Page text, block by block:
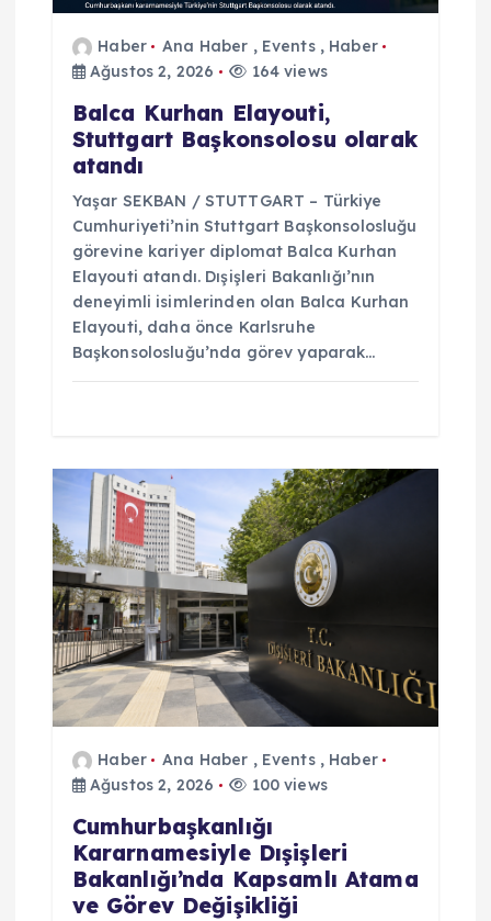
Haber Ana Haber , Events, Haber
Ağustos 2, 2026
164 views
Balca Kurhan Elayouti,
Stuttgart Başkonsolosu olarak
atandı
Yaşar SEKBAN / STUTTGART – Türkiye
Cumhuriyeti’nin Stuttgart Başkonsolosluğu
görevine kariyer diplomat Balca Kurhan
Elayouti atandı. Dışişleri Bakanlığı’nın
deneyimli isimlerinden olan Balca Kurhan
Elayouti, daha önce Karlsruhe
Başkonsolosluğu’nda görev yaparak…
Haber Ana Haber , Events, Haber
Ağustos 2, 2026
100 views
Cumhurbaşkanlığı
Kararnamesiyle Dışişleri
Bakanlığı’nda Kapsamlı Atama
ve Görev Değişikliği